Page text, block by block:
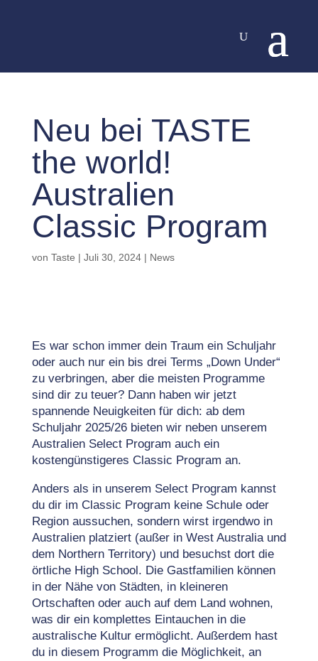
Neu bei TASTE
the world!
Australien
Classic Program
von Taste | Juli 30, 2024| News
Es war schon immer dein Traum ein Schuljahr
oder auch nur ein bis drei Terms „Down Under“
zu verbringen, aber die meisten Programme
sind dir zu teuer? Dann haben wir jetzt
spannende Neuigkeiten für dich: ab dem
Schuljahr 2025/26 bieten wir neben unserem
Australien Select Program auch ein
kostengünstigeres Classic Program an.
Anders als in unserem Select Program kannst
du dir im Classic Program keine Schule oder
Region aussuchen, sondern wirst irgendwo in
Australien platziert (außer in West Australia und
dem Northern Territory) und besuchst dort die
örtliche High School. Die Gastfamilien können
in der Nähe von Städten, in kleineren
Ortschaften oder auch auf dem Land wohnen,
was dir ein komplettes Eintauchen in die
australische Kultur ermöglicht. Außerdem hast
du in diesem Programm die Möglichkeit, an